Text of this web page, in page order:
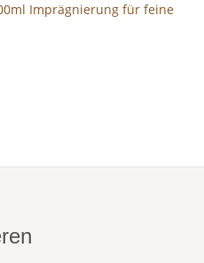
Imprägnierung für feine